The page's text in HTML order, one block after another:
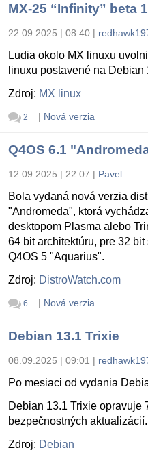
MX-25 “Infinity” beta 1
22.09.2025 | 08:40 |
Ludia okolo MX linuxu
linuxu postavené na Debian
Zdroj: MX linux
2 | Nová verzia
Q4OS 6.1
12.09.2025 | 22:07 | Pavel
Bola vydaná nová verzia
"Andromeda", ktorá
desktopom Plasma alebo
64 bit architektúru, pre 32
Q4OS 5 "Aquarius".
Zdroj: DistroWatch.com
6 | Nová verzia
Debian 13.1 Trixie
08.09.2025 | 09:01 |
Po mesiaci od vydania
Debian 13.1 Trixie opravuje
bezpečnostných aktualizácií.
Zdroj: Debian